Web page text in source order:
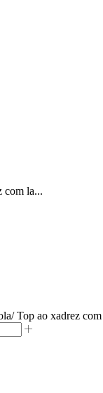
com la...
Top ao xadrez